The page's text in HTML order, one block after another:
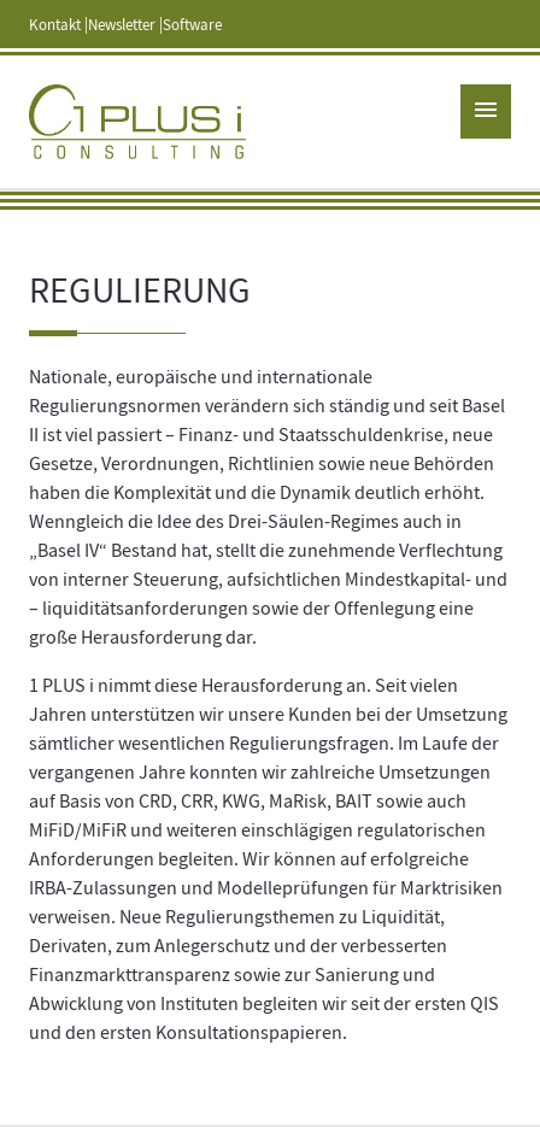
Kontakt Newsletter Software
menu
REGULIERUNG
Nationale, europäische und internationale
Regulierungsnormen verändern sich ständig und seit Basel
II ist viel passiert – Finanz- und Staatsschuldenkrise, neue
Gesetze, Verordnungen, Richtlinien sowie neue Behörden
haben die Komplexität und die Dynamik deutlich erhöht.
Wenngleich die Idee des Drei-Säulen-Regimes auch in
„Basel IV“ Bestand hat, stellt die zunehmende Verflechtung
von interner Steuerung, aufsichtlichen Mindestkapital- und
– liquiditätsanforderungen sowie der Offenlegung eine
große Herausforderung dar.
1 PLUS i nimmt diese Herausforderung an. Seit vielen
Jahren unterstützen wir unsere Kunden bei der Umsetzung
sämtlicher wesentlichen Regulierungsfragen. Im Laufe der
vergangenen Jahre konnten wir zahlreiche Umsetzungen
auf Basis von CRD, CRR, KWG, MaRisk, BAIT sowie auch
MiFiD/MiFiR und weiteren einschlägigen regulatorischen
Anforderungen begleiten. Wir können auf erfolgreiche
IRBA-Zulassungen und Modelleprüfungen für Marktrisiken
verweisen. Neue Regulierungsthemen zu Liquidität,
Derivaten, zum Anlegerschutz und der verbesserten
Finanzmarkttransparenz sowie zur Sanierung und
Abwicklung von Instituten begleiten wir seit der ersten QIS
und den ersten Konsultationspapieren.